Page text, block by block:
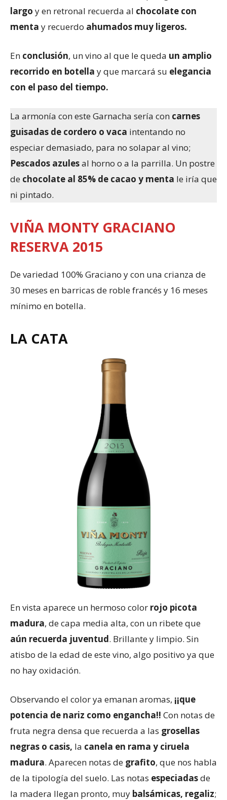
largo y en retronal recuerda al chocolate con
menta y recuerdo ahumados muy ligeros.
En conclusión, un vino al que le queda un amplio
recorrido en botella y que marcará su elegancia
con el paso del tiempo.
La armonía con este Garnacha sería con carnes
guisadas de cordero o vaca intentando no
especiar demasiado, para no solapar al vino;
Pescados azulesal horno o a la parrilla. Un postre
de chocolate al 85% de cacao y menta le iría que
ni pintado.
VIÑA MONTY GRACIANO
RESERVA 2015
De variedad 100% Graciano y con una crianza de
30 meses en barricas de roble francés y 16 meses
mínimo en botella.
LA CATA
En vista aparece un hermoso color rojo picota
madura, de capa media alta, con un ribete que
aún recuerda juventud. Brillante y limpio. Sin
atisbo de la edad de este vino, algo positivo ya que
no hay oxidación.
Observando el color ya emanan aromas, ¡¡que
potencia de nariz como engancha!! Con notas de
fruta negra densa que recuerda a las grosellas
negras o casis, la canela en rama y ciruela
madura. Aparecen notas de grafito, que nos habla
de la tipología del suelo. Las notas especiadasde
la madera llegan pronto, muy balsámicas, regaliz;